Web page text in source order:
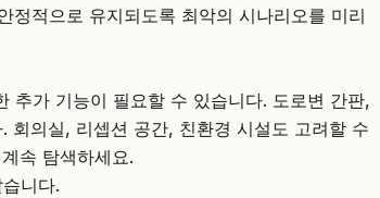
정적으로 유지되도록 최악의 시나리오를 미리
추가 기능이 필요할 수 있습니다. 도로변 간판,
회의실, 리셉션 공간, 친환경 시설도 고려할 수
속 탐색하세요.
니다.